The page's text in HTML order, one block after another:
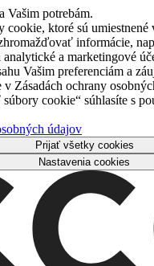
Vašim potrebám.
cookie, ktoré sú umiestnené
informácie,
a marketingové
Vašim preferenciám a
v Zásadách ochrany
cookie“ súhlasíte s
údajov
Prijať všetky cookies
Nastavenia cookies